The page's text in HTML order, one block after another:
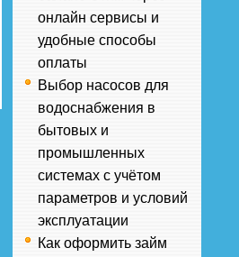
онлайн сервисы и
удобные способы
оплаты
Выбор насосов для
водоснабжения в
бытовых и
промышленных
системах с учётом
параметров и условий
эксплуатации
Как оформить займ